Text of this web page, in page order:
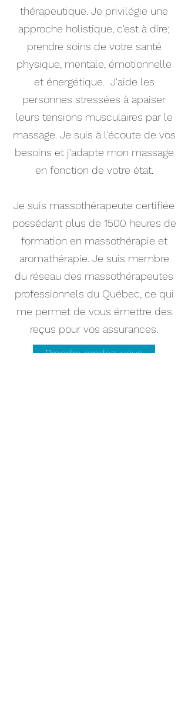
thérapeutique. Je privilégie une
approche holistique, c'est à dire;
prendre soins de votre santé
physique, mentale, émotionnelle
et énergétique. J'aide les
personnes stressées à apaiser
leurs tensions musculaires par le
massage. Je suis à l'écoute de vos
besoins et j'adapte mon massage
en fonction de votre état.
Je suis massothérapeute certifiée
possédant plus de 1500 heures de
formation en massothérapie et
aromathérapie. Je suis membre
du réseau des massothérapeutes
professionnels du Québec, ce qui
me permet de vous émettre des
reçus pour vos assurances.
Prendre rendez-vous